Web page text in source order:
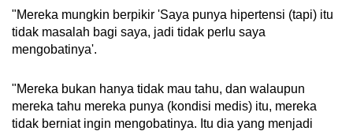
"Mereka mungkin berpikir 'Saya punya hipertensi (tapi) itu
tidak masalah bagi saya, jadi tidak perlu saya
mengobatinya'.
"Mereka bukan hanya tidak mau tahu, dan walaupun
mereka tahu mereka punya (kondisi medis) itu, mereka
tidak berniat ingin mengobatinya. Itu dia yang menjadi